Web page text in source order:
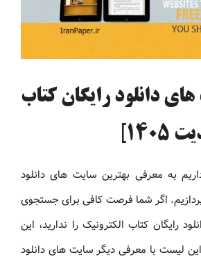
دانلود رایگان کتاب
به معرفی بهترین سایت های دانلود
اگر شما فرصت کافی برای جستجوی
رایگان کتاب الکترونیک را ندارید، این
لیست با معرفی دیگر سایت های دانلود